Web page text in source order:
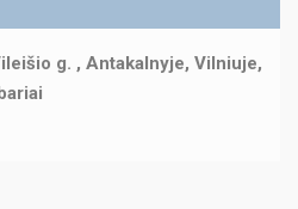
g. , Antakalnyje, Vilniuje,